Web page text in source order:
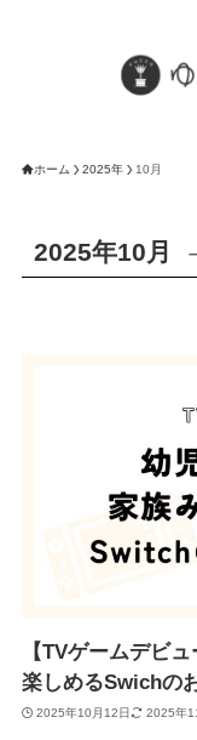
ホーム 2025年 10月
2025年10月
【TVゲームデビ
楽しめるSwichの
2025年10月12日 2025年